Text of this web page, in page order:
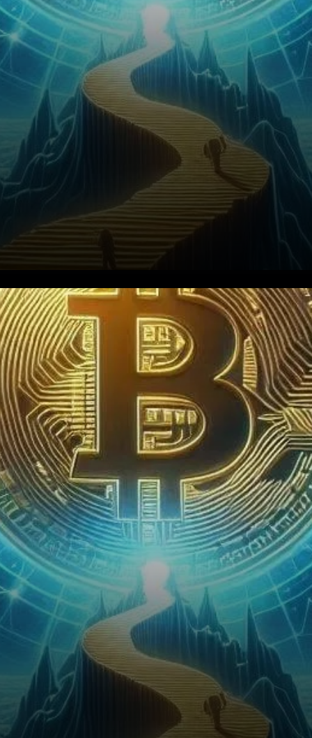
Bitcoin (BTC), la
cryptomonnaie la plus
importante au monde, pourrait
être sur le point d’une montée
spectaculaire, certains
analystes prévoyant…